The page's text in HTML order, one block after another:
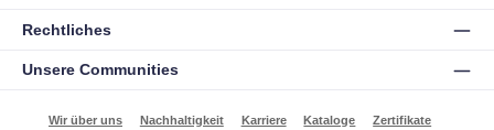
Unsere Communities
Rechtliches
Wir über uns Nachhaltigkeit Karriere Kataloge Zertifikate